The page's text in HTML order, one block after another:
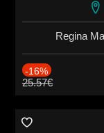
Regina
-16%
25.57€